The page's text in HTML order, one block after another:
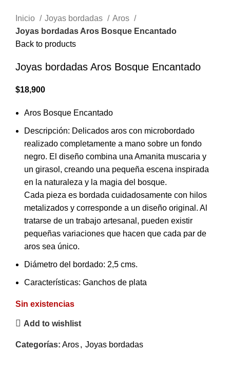
Inicio Joyas bordadas
Aros
Joyas bordadas Aros Bosque Encantado
Back to products
Joyas bordadas Aros Bosque Encantado
$18,900
Aros Bosque Encantado
Descripción: Delicados aros con microbordado
realizado completamente a mano sobre un fondo
negro. El diseño combina una Amanita muscaria y
un girasol, creando una pequeña escena inspirada
en la naturaleza y la magia del bosque.
Cada pieza es bordada cuidadosamente con hilos
metalizados y corresponde a un diseño original. Al
tratarse de un trabajo artesanal, pueden existir
pequeñas variaciones que hacen que cada par de
aros sea único.
Diámetro del bordado: 2,5 cms.
Características: Ganchos de plata
Sin existencias
Add to wishlist
Categorías: Aros, Joyas bordadas